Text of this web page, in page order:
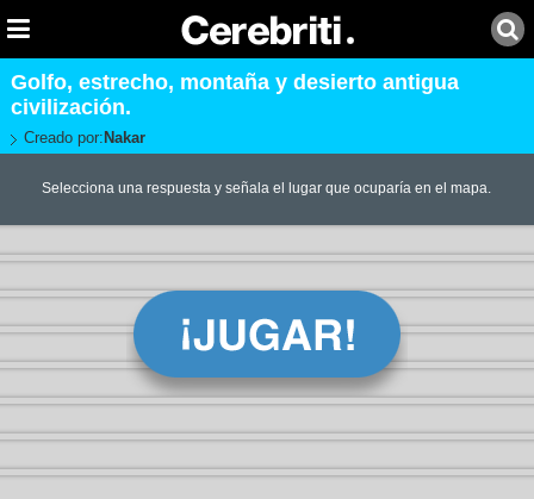
Golfo, estrecho, montaña y desierto antigua
civilización.
Creado por: Nakar
Selecciona una respuesta y señala el lugar que ocuparía en el mapa.